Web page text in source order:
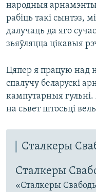
народныя
рабіць такі сынтэз,
далучаць да яго
зьяўляцца цікавыя
Цяпер я працую над
спалучу беларускі
кампутарныя
на сьвет штосьці
Сталкеры
Сталкеры
«Сталкеры